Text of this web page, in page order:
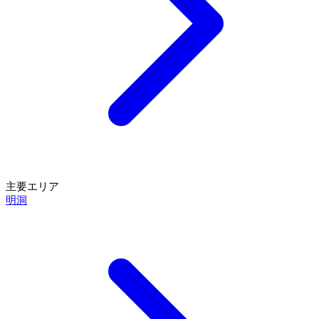
主要エリア
明洞